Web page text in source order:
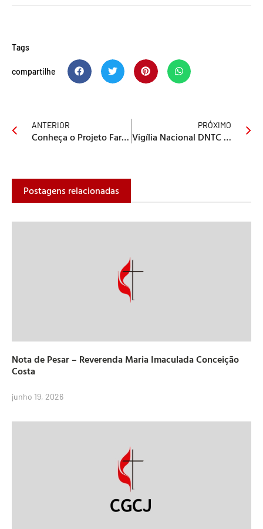
Tags
compartilhe
ANTERIOR
Conheça o Projeto Farinha Maruwai
PRÓXIMO
Vigília Nacional DNTC 2022
Postagens relacionadas
Nota de Pesar – Reverenda Maria Imaculada Conceição
Costa
junho 19, 2026